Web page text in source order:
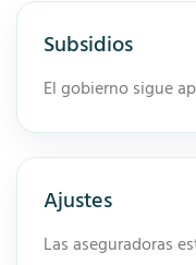
Subsidios
El gobierno sigue
Ajustes
Las aseguradoras